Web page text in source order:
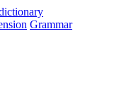
Grammar